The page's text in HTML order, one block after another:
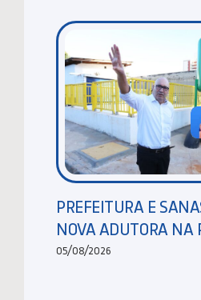
PREFEITURA E
NOVA ADUTORA NA
05/08/2026